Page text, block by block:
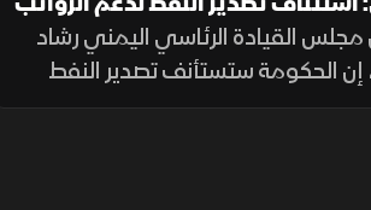
اليمني
القيادة الرئاسي اليمني رشاد
إن الحكومة ستستأنف تصدير النفط
لصرف الرواتب وتحسين الخدمات